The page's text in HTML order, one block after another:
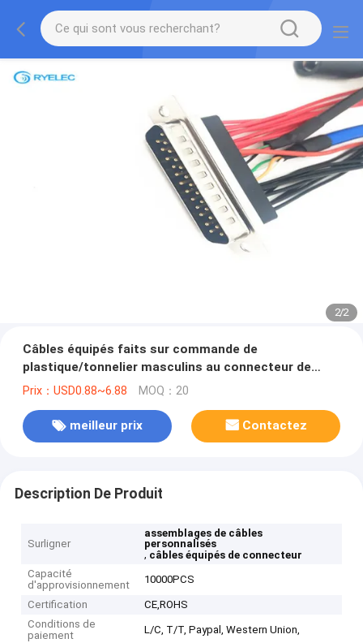
2/2
Câbles équipés faits sur commande de
plastique/tonnelier masculins au connecteur de
Molex disponible
Prix：USD0.88~6.88 MOQ：20
meilleur prix Contactez
Description De Produit
Surligner
assemblages de câbles
personnalisés
, câbles équipés de connecteur
Capacité
d'approvisionnement
10000PCS
Certification
CE,ROHS
Conditions de
paiement
L/C, T/T, Paypal, Western Union,